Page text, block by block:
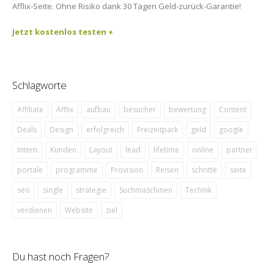
Afflix-Seite. Ohne Risiko dank 30 Tagen Geld-zurück-Garantie!
Jetzt kostenlos testen +
Schlagworte
Affiliate Afflix aufbau besucher bewertung
Content
Deals
Design erfolgreich Freizeitpark geld
google
Intern
Kunden Layout lead lifetime online
partner
portale
programme Provision Reisen schritte
seite
seo
single strategie Suchmaschinen
Technik
verdienen
Website ziel
Du hast noch Fragen?